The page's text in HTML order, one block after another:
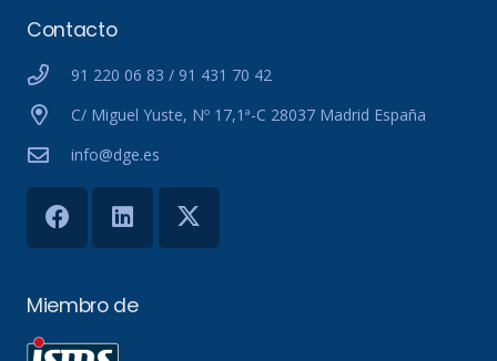
Contacto
91 220 06 83 / 91 431 70 42
C/ Miguel Yuste, Nº 17,1ª-C 28037 Madrid España
info@dge.es
Miembro de